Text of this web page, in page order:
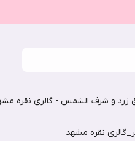
و شرف الشمس - گالری نقره
نقره مشهد